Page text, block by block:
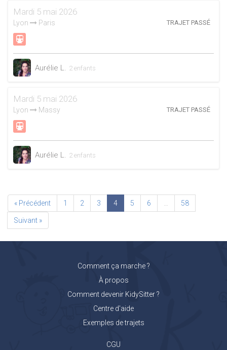
Mardi 5 mai 2026
Lyon Paris TRAJET PASSÉ
Aurélie L. 2 enfants
Mardi 5 mai 2026
Lyon Massy TRAJET PASSÉ
Aurélie L. 2 enfants
« Précédent 1 2 3 4 5 6 58
Suivant »
Comment ça marche ?
À propos
Comment devenir KidySitter ?
Centre d'aide
Exemples de trajets
CGU